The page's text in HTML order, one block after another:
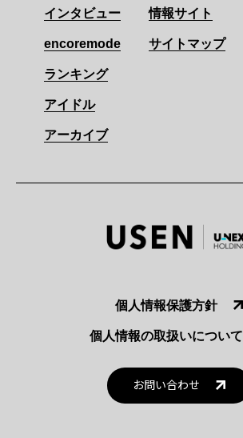
インタビュー
encoremode
ランキング
アイドル
アーカイブ
情報サイト
サイトマップ
個人情報保護方針
個人情報の取扱いについて
お問い合わせ